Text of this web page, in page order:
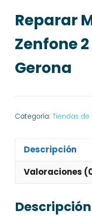
Reparar
Zenfone
Gerona
Categoría: Tiendas de
Descripción
Valoraciones
Descripción